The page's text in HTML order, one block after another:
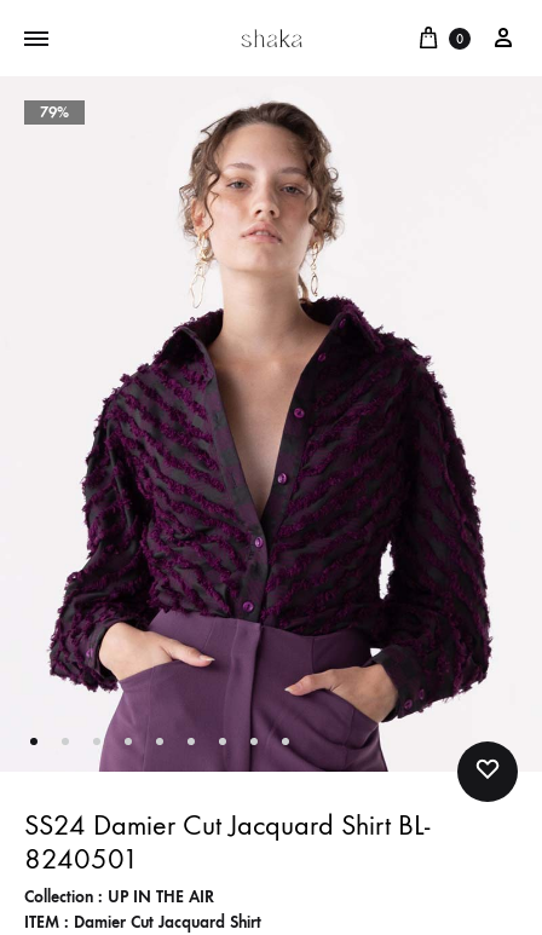
Cart
0
79%
SS24 Damier Cut Jacquard Shirt BL-
8240501
Collection : UP IN THE AIR
ITEM : Damier Cut Jacquard Shirt